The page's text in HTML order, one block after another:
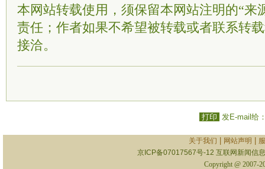
本网站转载使用，须保留本网站注明的“来
责任；作者如果不希望被转载或者联系转
接洽。
打印 发E-mail给
关于我们 网站声明
京ICP备07017567号-12 互联网新闻信
Copyright @ 2007-